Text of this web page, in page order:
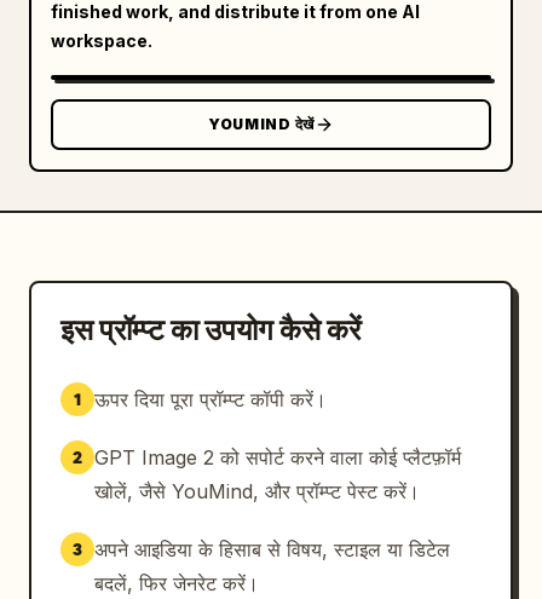
finished work, and distribute it from one AI
workspace.
YOUMIND देखें
इस प्रॉम्प्ट का उपयोग कैसे करें
1 ऊपर दिया पूरा प्रॉम्प्ट कॉपी करें।
2 GPT Image 2 को सपोर्ट करने वाला कोई प्लैटफ़ॉर्म
खोलें, जैसे YouMind, और प्रॉम्प्ट पेस्ट करें।
3 अपने आइडिया के हिसाब से विषय, स्टाइल या डिटेल
बदलें, फिर जेनरेट करें।